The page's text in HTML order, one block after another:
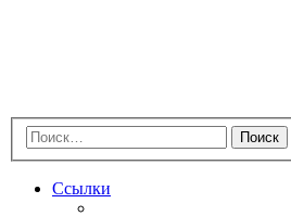
Поиск
Ссылки